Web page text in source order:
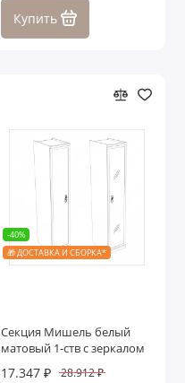
Купить
-40%
🎁 ДОСТАВКА И СБОРКА*
Секция Мишель белый
матовый 1-ств с зеркалом
17.347 ₽ 28.912 ₽